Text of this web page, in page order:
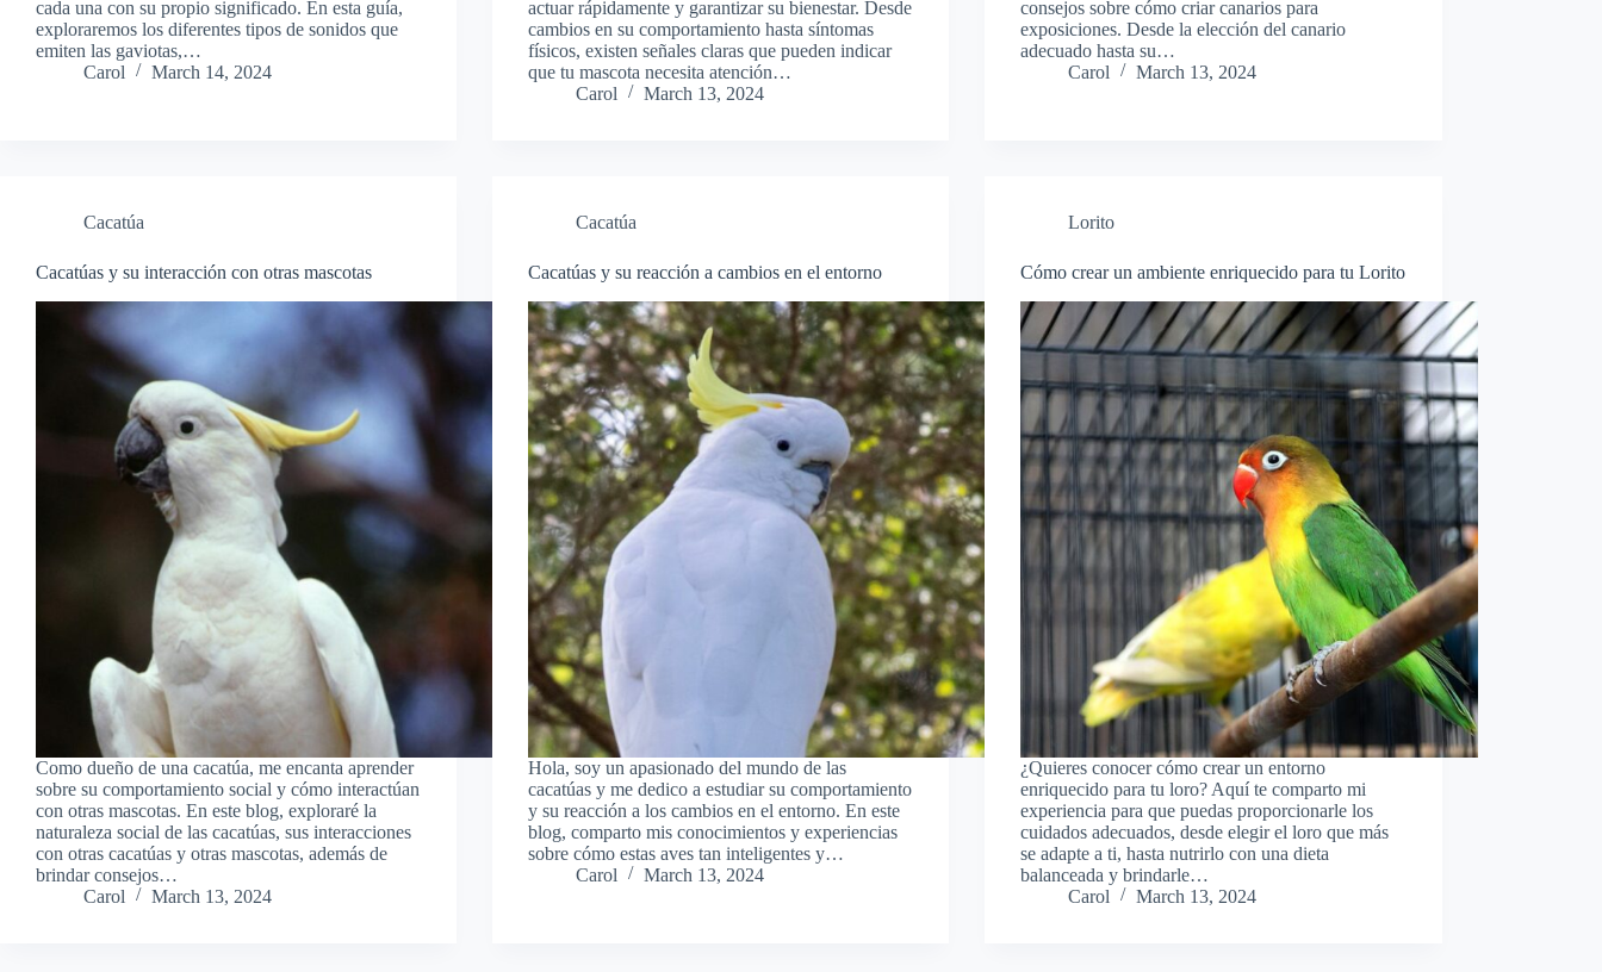
cada una con su propio significado. En esta guía,
exploraremos los diferentes tipos de sonidos que
emiten las gaviotas,…
Carol
March 14, 2024
actuar rápidamente y garantizar su bienestar. Desde
cambios en su comportamiento hasta síntomas
físicos, existen señales claras que pueden indicar
que tu mascota necesita atención…
Carol
March 13, 2024
consejos sobre cómo criar canarios para
exposiciones. Desde la elección del canario
adecuado hasta su…
Carol
March 13, 2024
Cacatúa
Cacatúas y su interacción con otras mascotas
Como dueño de una cacatúa, me encanta aprender
sobre su comportamiento social y cómo interactúan
con otras mascotas. En este blog, exploraré la
naturaleza social de las cacatúas, sus interacciones
con otras cacatúas y otras mascotas, además de
brindar consejos…
Carol
March 13, 2024
Cacatúa
Cacatúas y su reacción a cambios en el entorno
Hola, soy un apasionado del mundo de las
cacatúas y me dedico a estudiar su comportamiento
y su reacción a los cambios en el entorno. En este
blog, comparto mis conocimientos y experiencias
sobre cómo estas aves tan inteligentes y…
Carol
March 13, 2024
Lorito
Cómo crear un ambiente enriquecido para tu Lorito
¿Quieres conocer cómo crear un entorno
enriquecido para tu loro? Aquí te comparto mi
experiencia para que puedas proporcionarle los
cuidados adecuados, desde elegir el loro que más
se adapte a ti, hasta nutrirlo con una dieta
balanceada y brindarle…
Carol
March 13, 2024